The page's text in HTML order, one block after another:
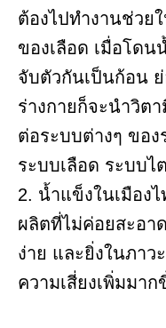
ต้องไปทำงานช่วย
ของเลือด เมื่อโดน
จับตัวกันเป็นก้อน
ร่างกายก็จะนำวิต
ต่อระบบต่างๆ ของ
ระบบเลือด ระบบไต
2. น้ำแข็งในเมือง
ผลิตที่ไม่ค่อยสะอา
ง่าย และยิ่งในภาว
ความเสี่ยงเพิ่มมา